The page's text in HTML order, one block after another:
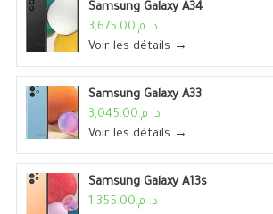
Samsung Galaxy A34
د. م.3,675.00
Voir les détails →
Samsung Galaxy A33
د. م.3,045.00
Voir les détails →
Samsung Galaxy A13s
د. م.1,355.00